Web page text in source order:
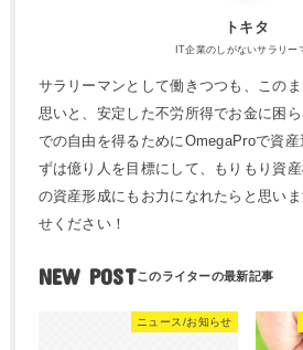
トキタ
IT企業のしがないサラリー
サラリーマンとして働きつつも、この
思いと、安定した不労所得でお金に困
での自由を得るためにOmegaProで資
ずは億り人を目標にして、もりもり資
の資産形成にもお力になれたらと思い
せください！
NEW POST
ニュース/お知らせ